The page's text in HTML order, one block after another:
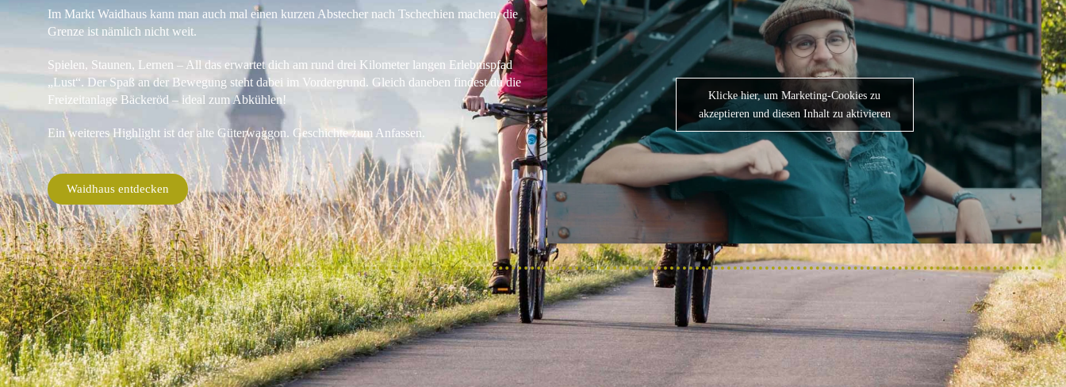
Im Markt Waidhaus kann man auch mal einen kurzen Abstecher nach Tschechien machen, die
Grenze ist nämlich nicht weit.
Spielen, Staunen, Lernen – All das erwartet dich am rund drei Kilometer langen Erlebnispfad
„Lust“. Der Spaß an der Bewegung steht dabei im Vordergrund. Gleich daneben findest du die
Freizeitanlage Bäckeröd – ideal zum Abkühlen!
Ein weiteres Highlight ist der alte Güterwaggon. Geschichte zum Anfassen.
Waidhaus entdecken
Klicke hier, um Marketing-Cookies zu
akzeptieren und diesen Inhalt zu aktivieren